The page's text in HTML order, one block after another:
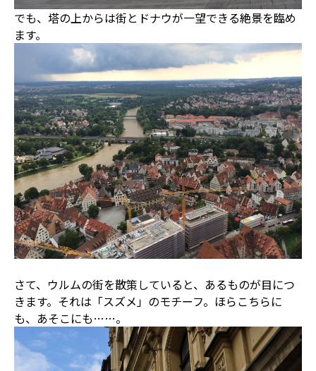
でも、塔の上からは街とドナウが一望できる絶景を臨め
ます。
さて、ウルムの街を散策していると、あるものが目につ
きます。それは「スズメ」のモチーフ。ほらこちらに
も、あそこにも……。